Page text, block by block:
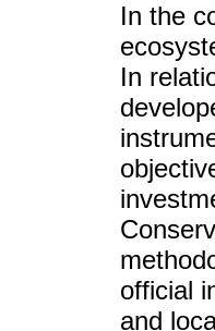
In the
In
official
and